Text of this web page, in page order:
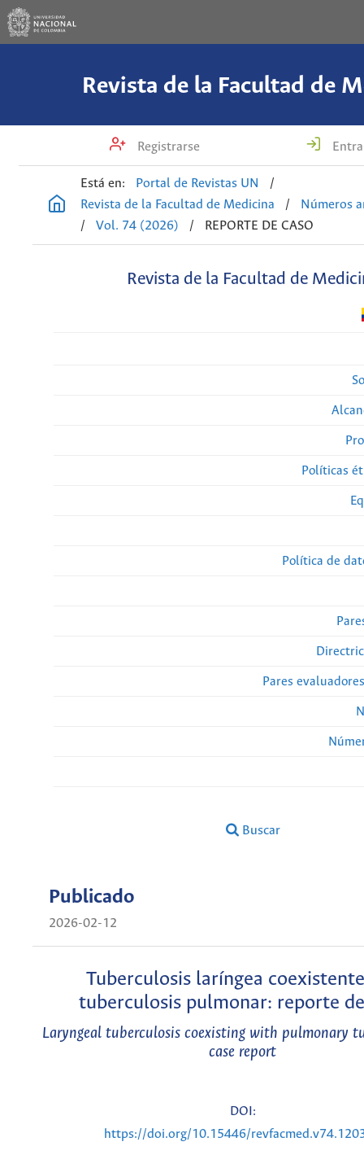
Revista de la Facultad de
Registrarse
Está en: Portal de Revistas UN
/
Revista de la Facultad de Medicina
/
Números
/
Vol. 74 (2026) / REPORTE DE CASO
Revista de la Facultad de
Políticas
Política de
Pares
Buscar
Publicado
2026-02-12
Tuberculosis laríngea
tuberculosis pulmonar: reporte
Laryngeal tuberculosis coexisting with pulmonary
case report
DOI:
https://doi.org/10.15446/